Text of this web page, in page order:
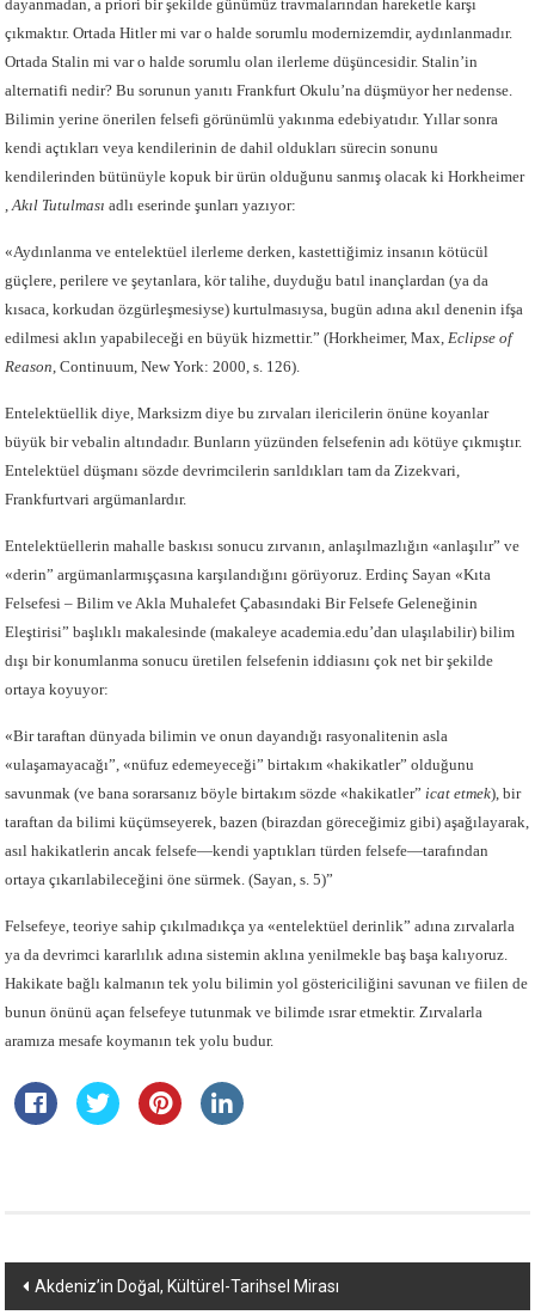
dayanmadan, a priori bir şekilde günümüz travmalarından hareketle karşı
çıkmaktır. Ortada Hitler mi var o halde sorumlu modernizemdir, aydınlanmadır.
Ortada Stalin mi var o halde sorumlu olan ilerleme düşüncesidir. Stalin’in
alternatifi nedir? Bu sorunun yanıtı Frankfurt Okulu’na düşmüyor her nedense.
Bilimin yerine önerilen felsefi görünümlü yakınma edebiyatıdır. Yıllar sonra
kendi açtıkları veya kendilerinin de dahil oldukları sürecin sonunu
kendilerinden bütünüyle kopuk bir ürün olduğunu sanmış olacak ki Horkheimer
,Akıl Tutulmasıadlı eserinde şunları yazıyor:
«Aydınlanma ve entelektüel ilerleme derken, kastettiğimiz insanın kötücül
güçlere, perilere ve şeytanlara, kör talihe, duyduğu batıl inançlardan (ya da
kısaca, korkudan özgürleşmesiyse) kurtulmasıysa, bugün adına akıl denenin ifşa
edilmesi aklın yapabileceği en büyük hizmettir.” (Horkheimer, Max,Eclipse of
Reason, Continuum, New York: 2000, s. 126).
Entelektüellik diye, Marksizm diye bu zırvaları ilericilerin önüne koyanlar
büyük bir vebalin altındadır. Bunların yüzünden felsefenin adı kötüye çıkmıştır.
Entelektüel düşmanı sözde devrimcilerin sarıldıkları tam da Zizekvari,
Frankfurtvari argümanlardır.
Entelektüellerin mahalle baskısı sonucu zırvanın, anlaşılmazlığın «anlaşılır” ve
«derin” argümanlarmışçasına karşılandığını görüyoruz. Erdinç Sayan «Kıta
Felsefesi – Bilim ve Akla Muhalefet Çabasındaki Bir Felsefe Geleneğinin
Eleştirisi” başlıklı makalesinde (makaleye academia.edu’dan ulaşılabilir) bilim
dışı bir konumlanma sonucu üretilen felsefenin iddiasını çok net bir şekilde
ortaya koyuyor:
«Bir taraftan dünyada bilimin ve onun dayandığı rasyonalitenin asla
«ulaşamayacağı”, «nüfuz edemeyeceği” birtakım «hakikatler” olduğunu
savunmak (ve bana sorarsanız böyle birtakım sözde «hakikatler”icat etmek), bir
taraftan da bilimi küçümseyerek, bazen (birazdan göreceğimiz gibi) aşağılayarak,
asıl hakikatlerin ancak felsefe—kendi yaptıkları türden felsefe—tarafından
ortaya çıkarılabileceğini öne sürmek. (Sayan, s. 5)”
Felsefeye, teoriye sahip çıkılmadıkça ya «entelektüel derinlik” adına zırvalarla
ya da devrimci kararlılık adına sistemin aklına yenilmekle baş başa kalıyoruz.
Hakikate bağlı kalmanın tek yolu bilimin yol göstericiliğini savunan ve fiilen de
bunun önünü açan felsefeye tutunmak ve bilimde ısrar etmektir. Zırvalarla
aramıza mesafe koymanın tek yolu budur.
Yazı
Akdeniz’in Doğal, Kültürel-Tarihsel Mirası